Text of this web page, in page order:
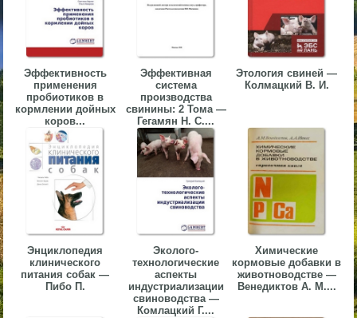
Эффективность
применения
пробиотиков в
кормлении дойных
коров...
Эффективная
система
производства
свинины: 2 Тома —
Гегамян Н. С....
Этология свиней —
Колмацкий В. И.
Энциклопедия
клинического
питания собак —
Пибо П.
Эколого-
технологические
аспекты
индустриализации
свиноводства —
Комлацкий Г....
Химические
кормовые добавки в
животноводстве —
Венедиктов А. М....
▼
▼
▼